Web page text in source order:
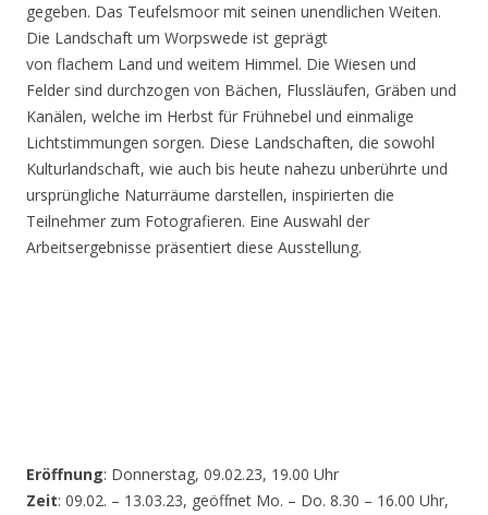
gegeben. Das Teufelsmoor mit seinen unendlichen Weiten.
Die Landschaft um Worpswede ist geprägt
von flachem Land und weitem Himmel. Die Wiesen und
Felder sind durchzogen von Bächen, Flussläufen, Gräben und
Kanälen, welche im Herbst für Frühnebel und einmalige
Lichtstimmungen sorgen. Diese Landschaften, die sowohl
Kulturlandschaft, wie auch bis heute nahezu unberührte und
ursprüngliche Naturräume darstellen, inspirierten die
Teilnehmer zum Fotografieren. Eine Auswahl der
Arbeitsergebnisse präsentiert diese Ausstellung.
Eröffnung: Donnerstag, 09.02.23, 19.00 Uhr
Zeit: 09.02. – 13.03.23, geöffnet Mo. – Do. 8.30 – 16.00 Uhr,